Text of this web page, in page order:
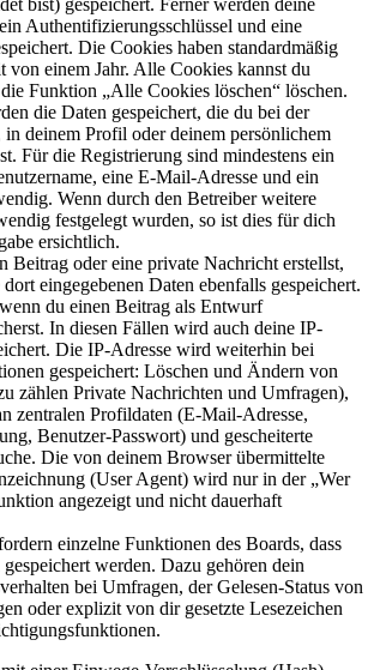
Authentifizierungsschlüssel und eine
Die Cookies haben standardmäßig
von einem Jahr. Alle Cookies kannst du
Funktion „Alle Cookies löschen“ löschen.
die Daten gespeichert, die du bei der
in deinem Profil oder deinem persönlichem
Für die Registrierung sind mindestens ein
eine E-Mail-Adresse und ein
Wenn durch den Betreiber weitere
festgelegt wurden, so ist dies für dich
ersichtlich.
Beitrag oder eine private Nachricht erstellst,
eingegebenen Daten ebenfalls gespeichert.
du einen Beitrag als Entwurf
In diesen Fällen wird auch deine IP-
Die IP-Adresse wird weiterhin bei
gespeichert: Löschen und Ändern von
zählen Private Nachrichten und Umfragen),
zentralen Profildaten (E-Mail-Adresse,
Benutzer-Passwort) und gescheiterte
Die von deinem Browser übermittelte
(User Agent) wird nur in der „Wer
angezeigt und nicht dauerhaft
einzelne Funktionen des Boards, dass
werden. Dazu gehören dein
bei Umfragen, der Gelesen-Status von
oder explizit von dir gesetzte Lesezeichen